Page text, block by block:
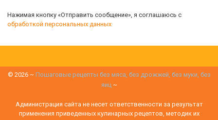
Нажимая кнопку «Отправить сообщение», я соглашаюсь с
обработкой персональных данных
© 2026~ Пошаговые рецепты без мяса, без дрожжей, без муки, без
яиц~
Администрация сайта не несет ответственности за результат
применения приведенных кулинарных рецептов, методик их